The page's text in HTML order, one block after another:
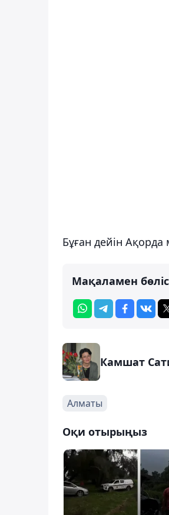
Бұған дейін
Мақаламен
Камшат
Алматы
Оқи отырыңыз